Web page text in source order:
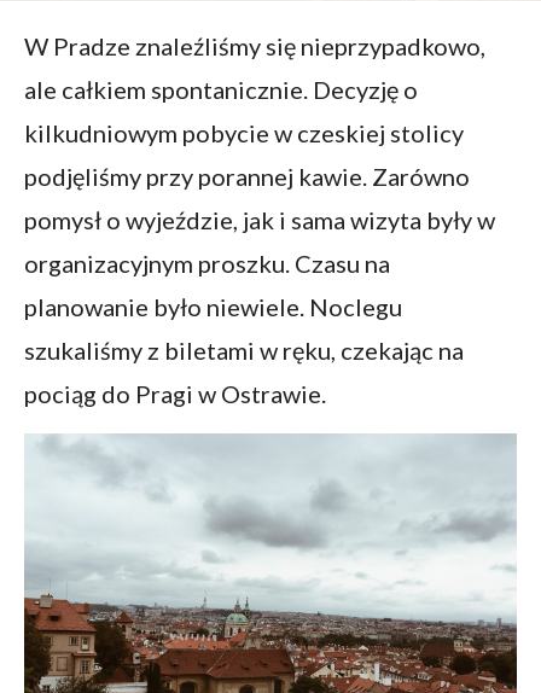
W Pradze znaleźliśmy się nieprzypadkowo,
ale całkiem spontanicznie. Decyzję o
kilkudniowym pobycie w czeskiej stolicy
podjęliśmy przy porannej kawie. Zarówno
pomysł o wyjeździe, jak i sama wizyta były w
organizacyjnym proszku. Czasu na
planowanie było niewiele. Noclegu
szukaliśmy z biletami w ręku, czekając na
pociąg do Pragi w Ostrawie.